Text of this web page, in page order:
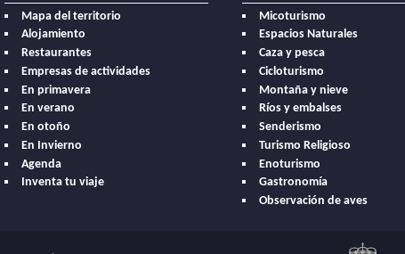
Mapa del territorio
Alojamiento
Restaurantes
Empresas de actividades
En primavera
En verano
En otoño
En Invierno
Agenda
Inventa tu viaje
Micoturismo
Espacios Naturales
Caza y pesca
Cicloturismo
Montaña y nieve
Ríos y embalses
Senderismo
Turismo Religioso
Enoturismo
Gastronomía
Observación de aves